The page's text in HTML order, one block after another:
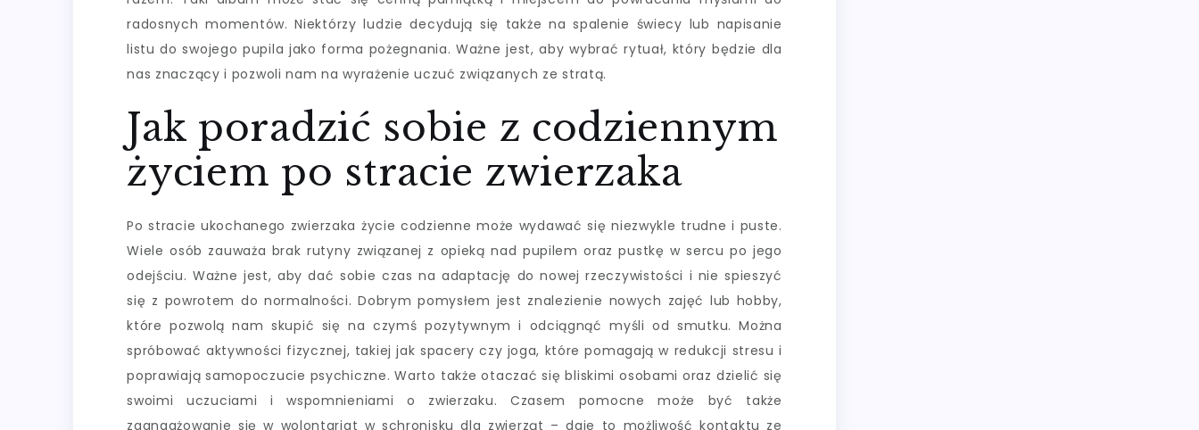
radosnych momentów. Niektórzy ludzie decydują się także na spalenie świecy lub napisanie
listu do swojego pupila jako forma pożegnania. Ważne jest, aby wybrać rytuał, który będzie dla
nas znaczący i pozwoli nam na wyrażenie uczuć związanych ze stratą.
Jak poradzić sobie z codziennym
życiem po stracie zwierzaka
Po stracie ukochanego zwierzaka życie codzienne może wydawać się niezwykle trudne i puste.
Wiele osób zauważa brak rutyny związanej z opieką nad pupilem oraz pustkę w sercu po jego
odejściu. Ważne jest, aby dać sobie czas na adaptację do nowej rzeczywistości i nie spieszyć
się z powrotem do normalności. Dobrym pomysłem jest znalezienie nowych zajęć lub hobby,
które pozwolą nam skupić się na czymś pozytywnym i odciągnąć myśli od smutku. Można
spróbować aktywności fizycznej, takiej jak spacery czy joga, które pomagają w redukcji stresu i
poprawiają samopoczucie psychiczne. Warto także otaczać się bliskimi osobami oraz dzielić się
swoimi uczuciami i wspomnieniami o zwierzaku. Czasem pomocne może być także
zaangażowanie się w wolontariat w schronisku dla zwierząt – daje to możliwość kontaktu ze